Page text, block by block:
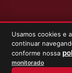
Usamos cookies e
continuar
conforme nossa
monitorado